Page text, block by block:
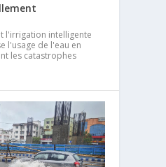
l'irrigation intelligente
l'usage de l'eau en
les catastrophes